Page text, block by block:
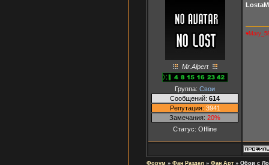
Mr.Alpert
Группа: Свои
Сообщений: 614
Репутация: 3941
Замечания: 20%
Статус: Offline
Форум » Фан Раздел » Фан Арт » Обои с